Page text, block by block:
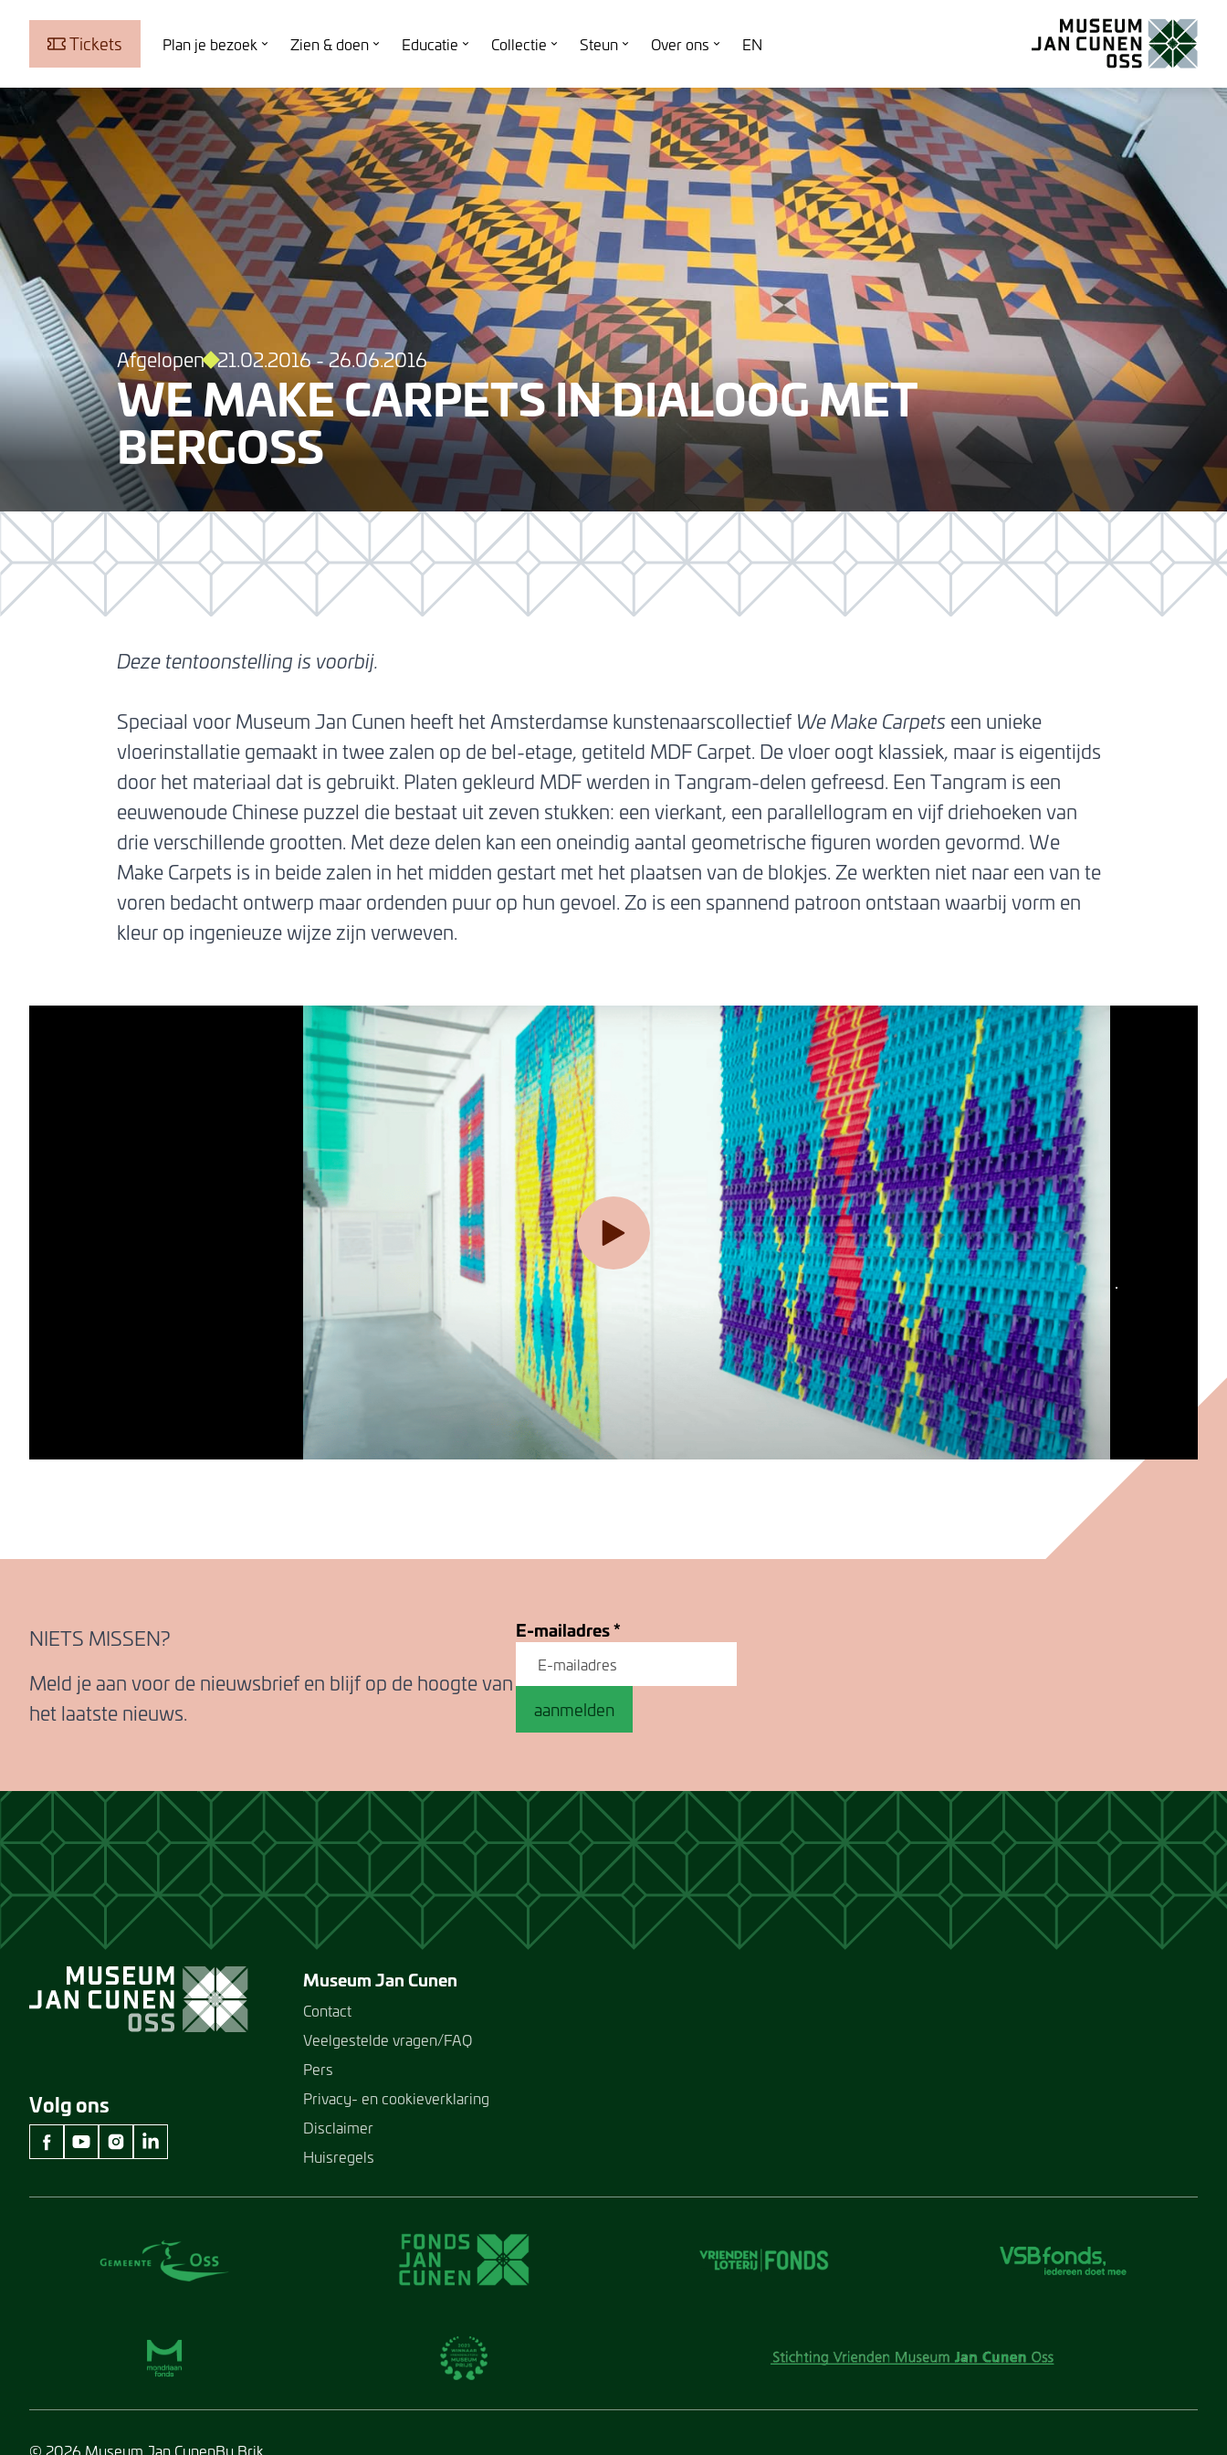
Tickets Plan je bezoek Zien & doen Educatie Collectie Steun Over ons
EN
Afgelopen 21.02.2016 - 26.06.2016
WE MAKE CARPETS IN DIALOOG MET
BERGOSS
Deze tentoonstelling is voorbij.
Speciaal voor Museum Jan Cunen heeft het Amsterdamse kunstenaarscollectief We Make Carpets een unieke
vloerinstallatie gemaakt in twee zalen op de bel-etage, getiteld MDF Carpet. De vloer oogt klassiek, maar is eigentijds
door het materiaal dat is gebruikt. Platen gekleurd MDF werden in Tangram-delen gefreesd. Een Tangram is een
eeuwenoude Chinese puzzel die bestaat uit zeven stukken: een vierkant, een parallellogram en vijf driehoeken van
drie verschillende grootten. Met deze delen kan een oneindig aantal geometrische figuren worden gevormd. We
Make Carpets is in beide zalen in het midden gestart met het plaatsen van de blokjes. Ze werkten niet naar een van te
voren bedacht ontwerp maar ordenden puur op hun gevoel. Zo is een spannend patroon ontstaan waarbij vorm en
kleur op ingenieuze wijze zijn verweven.
NIETS MISSEN?
Meld je aan voor de nieuwsbrief en blijf op de hoogte van
het laatste nieuws.
E-mailadres*
aanmelden
Volg ons
facebook Museum Jan Cunen
youtube Museum Jan Cunen
instagram Museum Jan Cunen
linkedin Museum Jan Cunen
Museum Jan Cunen
Contact
Veelgestelde vragen/FAQ
Pers
Privacy- en cookieverklaring
Disclaimer
Huisregels
© 2026 Museum Jan CunenBy Brik